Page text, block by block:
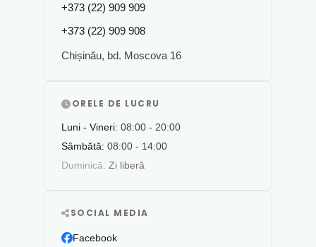
+373 (22) 909 909
+373 (22) 909 908
Chișinău, bd. Moscova 16
ORELE DE LUCRU
Luni - Vineri: 08:00 - 20:00
Sâmbătă: 08:00 - 14:00
Duminică: Zi liberă
SOCIAL MEDIA
Facebook